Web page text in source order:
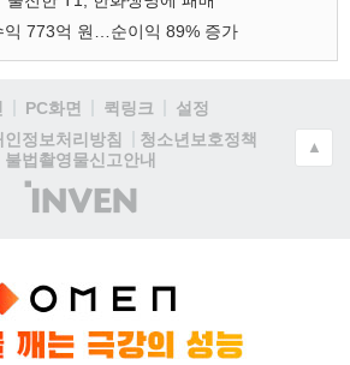
익 773억 원…순이익 89% 증가
PC화면 퀵링크
설정
인정보처리방침
청소년보호정책
불법촬영물신고안내
(주)
인
▲